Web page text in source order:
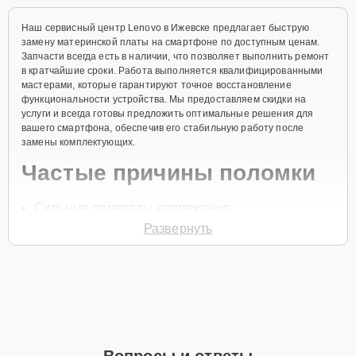
Наш сервисный центр Lenovo в Ижевске предлагает быструю
замену материнской платы на смартфоне по доступным ценам.
Запчасти всегда есть в наличии, что позволяет выполнить ремонт
в кратчайшие сроки. Работа выполняется квалифицированными
мастерами, которые гарантируют точное восстановление
функциональности устройства. Мы предоставляем скидки на
услуги и всегда готовы предложить оптимальные решения для
вашего смартфона, обеспечив его стабильную работу после
замены комплектующих.
Частые причины поломки
Сильные перепады напряжения.
Механические повреждения.
вами в течение минуты для уточнения всех деталей и записи на
Развернуть